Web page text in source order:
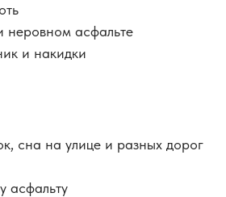
неровном асфальте
и накидки
сна на улице и разных дорог
асфальту